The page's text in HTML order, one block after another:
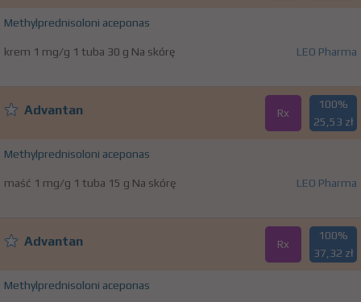
Methylprednisoloni aceponas
krem 1 mg/g 1 tuba 30 g Na skórę LEO Pharma
Advantan Rx
100%
25,53 zł
Methylprednisoloni aceponas
maść 1 mg/g 1 tuba 15 g Na skórę LEO Pharma
Advantan Rx
100%
37,32 zł
Methylprednisoloni aceponas